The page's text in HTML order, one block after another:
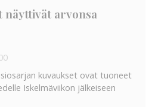
arvonsa
kuvaukset ovat tuoneet
Iskelmäviikon jälkeiseen